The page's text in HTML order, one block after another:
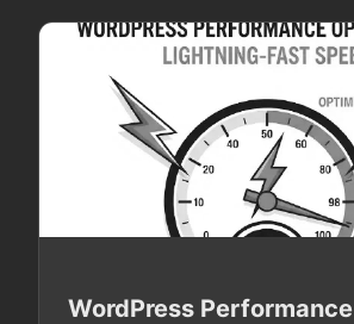
WordPress Performance